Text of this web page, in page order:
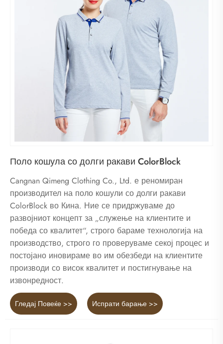
Поло кошула со долги ракави ColorBlock
Cangnan Qimeng Clothing Co., Ltd. е реномиран
производител на поло кошули со долги ракави
ColorBlock во Кина. Ние се придржуваме до
развојниот концепт за „служење на клиентите и
победа со квалитет“, строго бараме технологија на
производство, строго го проверуваме секој процес и
постојано иновираме во им обезбеди на клиентите
производи со висок квалитет и постигнување на
извонредност.
Гледај Повеќе >> Испрати барање >>